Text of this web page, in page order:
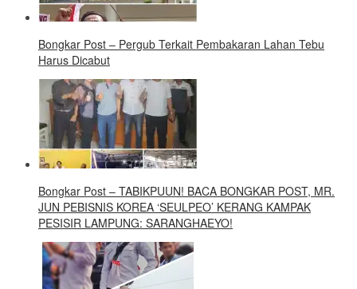
Bongkar Post – Pergub Terkait Pembakaran Lahan Tebu
Harus Dicabut
Bongkar Post – TABIKPUUN! BACA BONGKAR POST, MR.
JUN PEBISNIS KOREA ‘SEULPEO’ KERANG KAMPAK
PESISIR LAMPUNG: SARANGHAEYO!